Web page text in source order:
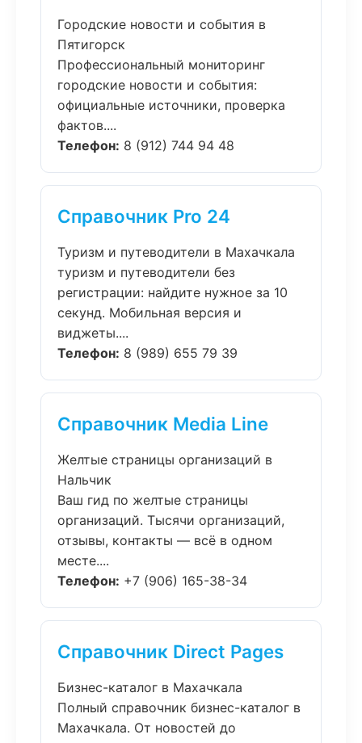
Городские новости и события в
Пятигорск
Профессиональный мониторинг
городские новости и события:
официальные источники, проверка
фактов....
Телефон: 8 (912) 744 94 48
Справочник Pro 24
Туризм и путеводители в Махачкала
туризм и путеводители без
регистрации: найдите нужное за 10
секунд. Мобильная версия и
виджеты....
Телефон: 8 (989) 655 79 39
Справочник Media Line
Желтые страницы организаций в
Нальчик
Ваш гид по желтые страницы
организаций. Тысячи организаций,
отзывы, контакты — всё в одном
месте....
Телефон: +7 (906) 165-38-34
Справочник Direct Pages
Бизнес-каталог в Махачкала
Полный справочник бизнес-каталог в
Махачкала. От новостей до